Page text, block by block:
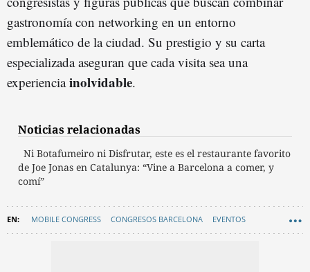
gastronomía con networking en un entorno
emblemático de la ciudad. Su prestigio y su carta
especializada aseguran que cada visita sea una
experienciainolvidable.
Noticias relacionadas
Ni Botafumeiro ni Disfrutar, este es el restaurante favorito
de Joe Jonas en Catalunya: “Vine a Barcelona a comer, y
comí”
MOBILE CONGRESS CONGRESOS BARCELONA EVENTOS